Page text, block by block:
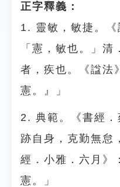
正字釋義：
1. 靈敏，敏捷。《
「憲，敏也。」
者，疾也。《諡法
憲。』」
2. 典範。《書經．
跡自身，克勤無怠
經．小雅．六月》
憲。」